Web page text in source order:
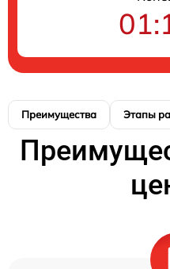
Преимущества Этапы